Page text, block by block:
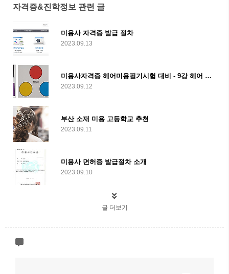
자격증&진학정보 관련 글
미용사 자격증 발급 절차
2023.09.13
미용사자격증 헤어미용필기시험 대비 - 9강 헤어 컬러
2023.09.12
부산 소재 미용 고등학교 추천
2023.09.11
미용사 면허증 발급절차 소개
2023.09.10
글 더보기